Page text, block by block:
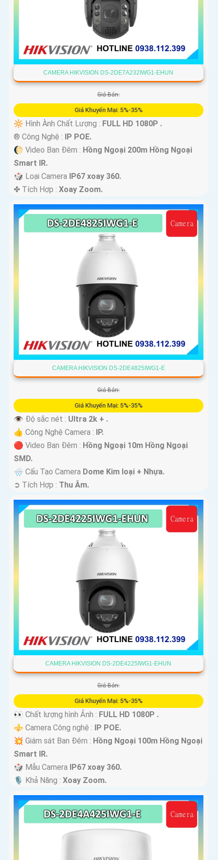
CAMERA HIKVISION DS-2DE7A232IWG1-EHUN
Giá Bán:
Giá Khuyến Mại: 5%-35%
🔆 Hình Ành Chất Lượng : FULL HD 1080P .
®️ Công Nghệ : IP POE.
🌔 Video Ban Đêm : Hồng Ngoại 200m Hồng Ngoại
Smart IR.
🎲 Loại Camera IP67 xoay 360.
️✤ Tích Hợp : Xoay Zoom.
CAMERA HIKVISION DS-2DE4825IWG1-E
Giá Bán:
Giá Khuyến Mại: 5%-35%
👁 Độ sắc nét : Ultra 2k + .
👍 Công Nghệ Camera : IP.
🔴 Video Ban Đêm : Hồng Ngoại 10m Hồng Ngoại
SMD.
🌧️ Cấu Tạo Camera Dome Kim loại + Nhựa.
️➲ Tích Hợp : Thu Âm.
CAMERA HIKVISION DS-2DE4225IWG1-EHUN
Giá Bán:
Giá Khuyến Mại: 5%-35%
️
👀 Chất lượng hình Ảnh : FULL HD 1080P .
⚜️ Camera Công nghệ : IP POE.
💥 Giám sát Ban Đêm : Hồng Ngoại 100m Hồng Ngoại
Smart IR.
🎲 Mẫu Camera IP67 xoay 360.
️🎙 Khả Năng : Xoay Zoom.